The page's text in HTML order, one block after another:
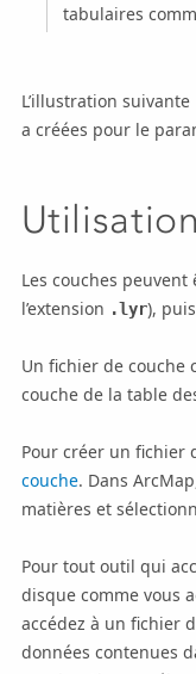
tabulaires
L’illustration
a créées pour le
Les couches
l’extension .lyr),
Un fichier de couche
couche de la table
Pour créer un fichier
couche. Dans ArcMap
matières et
Pour tout outil qui
disque comme vous
accédez à un fichier
données contenues